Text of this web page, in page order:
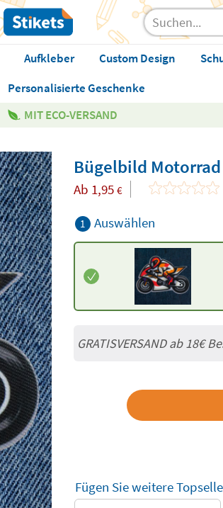
Aufkleber Custom Design
Personalisierte Geschenke
MIT ECO-VERSAND
Bügelbild Motorrad
Ab 1,95 €
1 Auswählen
GRATISVERSAND ab18€
Fügen Sie weitere